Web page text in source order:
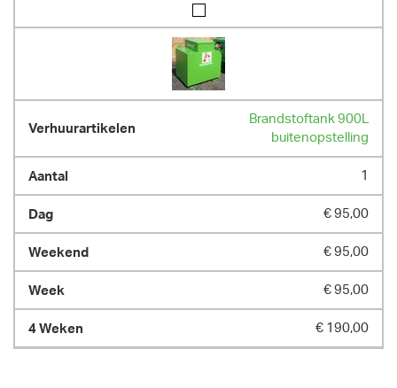
Brandstoftank 900L
buitenopstelling
1
€ 95,00
€ 95,00
€ 95,00
€ 190,00